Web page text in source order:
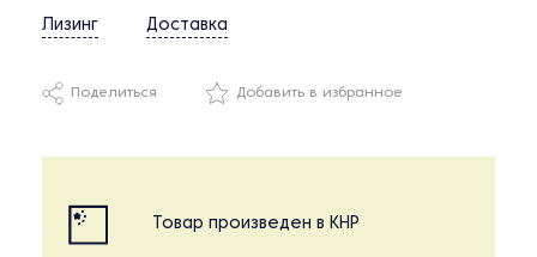
Лизинг Доставка
Поделиться Добавить в избранное
Товар произведен в КНР